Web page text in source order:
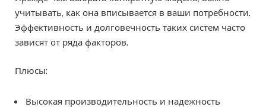
учитывать, как она вписывается в ваши потребности.
Эффективность и долговечность таких систем часто
зависят от ряда факторов.
Плюсы:
Высокая производительность и надежность